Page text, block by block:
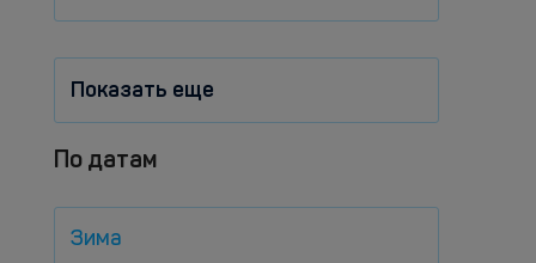
Показать еще
По датам
Зима